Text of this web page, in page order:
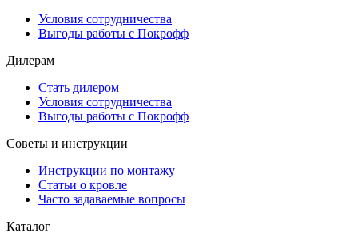
Условия сотрудничества
Выгоды работы с Покрофф
Дилерам
Стать дилером
Условия сотрудничества
Выгоды работы с Покрофф
Советы и инструкции
Инструкции по монтажу
Статьи о кровле
Часто задаваемые вопросы
Каталог